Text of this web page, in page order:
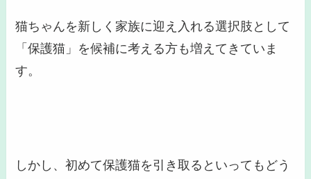
猫ちゃんを新しく家族に迎え入れる選択肢として
「保護猫」を候補に考える方も増えてきていま
す。
しかし、初めて保護猫を引き取るといってもどう